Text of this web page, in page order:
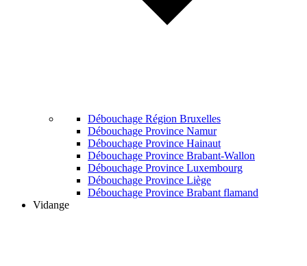
Débouchage Région Bruxelles
Débouchage Province Namur
Débouchage Province Hainaut
Débouchage Province Brabant-Wallon
Débouchage Province Luxembourg
Débouchage Province Liège
Débouchage Province Brabant flamand
Vidange